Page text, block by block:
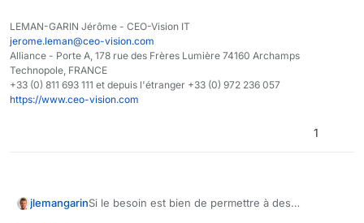
LEMAN-GARIN Jérôme - CEO-Vision IT
jerome.leman@ceo-vision.com
Alliance - Porte A, 178 rue des Frères Lumière 74160 Archamps
Technopole, FRANCE
+33 (0) 811 693 111 et depuis l'étranger +33 (0) 972 236 057
https://www.ceo-vision.com
1
jlemangarinSi le besoin est bien de permettre à des